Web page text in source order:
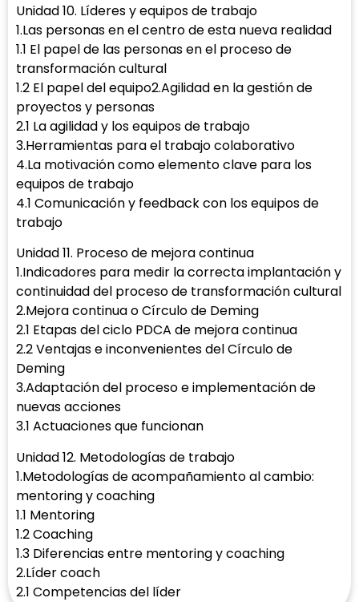
Unidad 10. Líderes y equipos de trabajo
1.Las personas en el centro de esta nueva realidad
1.1 El papel de las personas en el proceso de
transformación cultural
1.2 El papel del equipo2.Agilidad en la gestión de
proyectos y personas
2.1 La agilidad y los equipos de trabajo
3.Herramientas para el trabajo colaborativo
4.La motivación como elemento clave para los
equipos de trabajo
4.1 Comunicación y feedback con los equipos de
trabajo
Unidad 11. Proceso de mejora continua
1.Indicadores para medir la correcta implantación y
continuidad del proceso de transformación cultural
2.Mejora continua o Círculo de Deming
2.1 Etapas del ciclo PDCA de mejora continua
2.2 Ventajas e inconvenientes del Círculo de
Deming
3.Adaptación del proceso e implementación de
nuevas acciones
3.1 Actuaciones que funcionan
Unidad 12. Metodologías de trabajo
1.Metodologías de acompañamiento al cambio:
mentoring y coaching
1.1 Mentoring
1.2 Coaching
1.3 Diferencias entre mentoring y coaching
2.Líder coach
2.1 Competencias del líder